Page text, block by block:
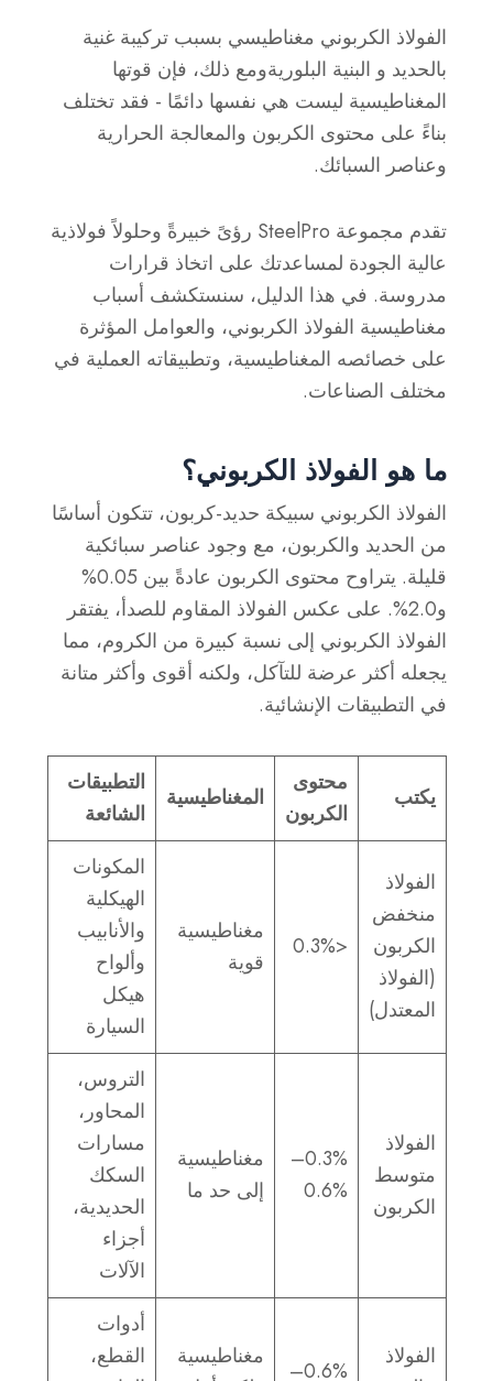
الفولاذ الكربوني مغناطيسي بسببتركيبة غنية
بالحديد و البنية البلوريةومع ذلك، فإن قوتها
المغناطيسية ليست هي نفسها دائمًا - فقد تختلف
بناءً على محتوى الكربون والمعالجة الحرارية
وعناصر السبائك.
تقدم مجموعة SteelPro رؤىً خبيرةً وحلولاً فولاذية
عالية الجودة لمساعدتك على اتخاذ قرارات
مدروسة. في هذا الدليل، سنستكشف أسباب
مغناطيسية الفولاذ الكربوني، والعوامل المؤثرة
على خصائصه المغناطيسية، وتطبيقاته العملية في
مختلف الصناعات.
ما هو الفولاذ الكربوني؟
الفولاذ الكربوني سبيكة حديد-كربون، تتكون أساسًا
من الحديد والكربون، مع وجود عناصر سبائكية
قليلة. يتراوح محتوى الكربون عادةً بين 0.05%
و2.0%. على عكس الفولاذ المقاوم للصدأ، يفتقر
الفولاذ الكربوني إلى نسبة كبيرة من الكروم، مما
يجعله أكثر عرضة للتآكل، ولكنه أقوى وأكثر متانة
في التطبيقات الإنشائية.
يكتب
محتوى
الكربون
المغناطيسية
التطبيقات
الشائعة
الفولاذ
منخفض
الكربون
(الفولاذ
المعتدل)
<0.3%
مغناطيسية
قوية
المكونات
الهيكلية
والأنابيب
وألواح
هيكل
السيارة
الفولاذ
متوسط
الكربون
0.3%–
0.6%
مغناطيسية
إلى حد ما
التروس،
المحاور،
مسارات
السكك
الحديدية،
أجزاء
الآلات
الفولاذ
0.6%–
مغناطيسية
أدوات
القطع،